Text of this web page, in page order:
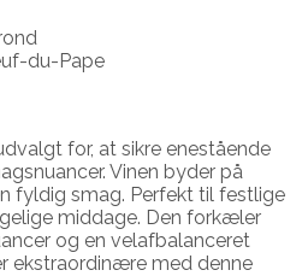
du-Pape
for, at sikre enestående
Vinen byder på
fyldig smag. Perfekt til festlige
middage. Den forkæler
og en velafbalanceret
ekstraordinære med denne